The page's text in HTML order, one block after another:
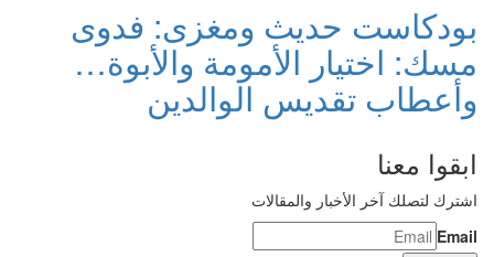
بودكاست حديث ومغزى: فدوى
مسك: اختيار الأمومة والأبوة…
وأعطاب تقديس الوالدين
ابقوا معنا
اشترك لتصلك آخر الأخبار والمقالات
Email